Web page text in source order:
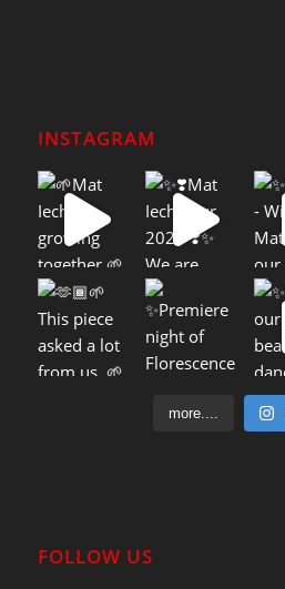
INSTAGRAM
more....
FOLLOW US